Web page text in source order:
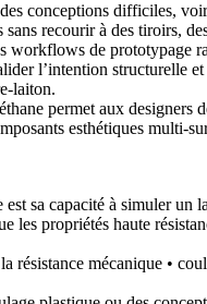
conceptions difficiles,
recourir à des tiroirs,
workflows de prototypage
l’intention structurelle
laiton.
permet aux
esthétiques multi-
sa capacité à simuler
propriétés haute
mécanique •